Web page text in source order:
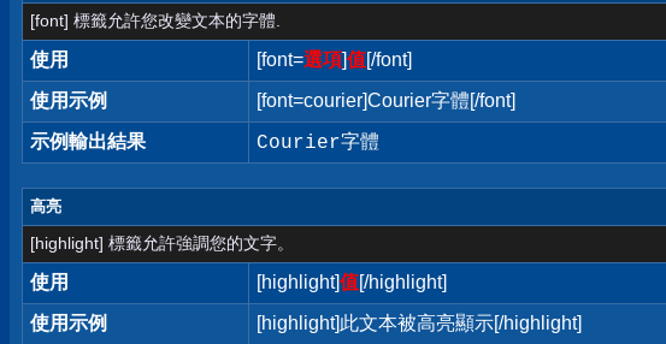
[font] 標籤允許您改變文本的字體.
使用 [font=選項]值[/font]
使用示例
[font=courier]Courier字體[/font]
示例輸出結果
Courier字體
高亮
[highlight] 標籤允許強調您的文字。
使用 [highlight]值[/highlight]
使用示例
[highlight]此文本被高亮顯示[/highlight]